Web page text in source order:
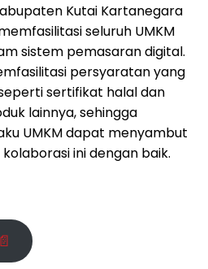
Kutai Kartanegara
seluruh UMKM
sistem pemasaran digital.
persyaratan yang
sertifikat halal dan
lainnya, sehingga
UMKM dapat menyambut
ini dengan baik.